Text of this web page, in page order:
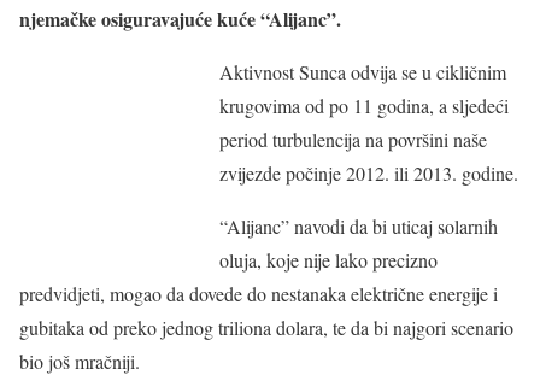
njemačke osiguravajuće kuće “Alijanc”.
Aktivnost Sunca odvija se u cikličnim
krugovima od po 11 godina, a sljedeći
period turbulencija na površini naše
zvijezde počinje 2012. ili 2013. godine.
“Alijanc” navodi da bi uticaj solarnih
oluja, koje nije lako precizno
predvidjeti, mogao da dovede do nestanaka električne energije i
gubitaka od preko jednog triliona dolara, te da bi najgori scenario
bio još mračniji.